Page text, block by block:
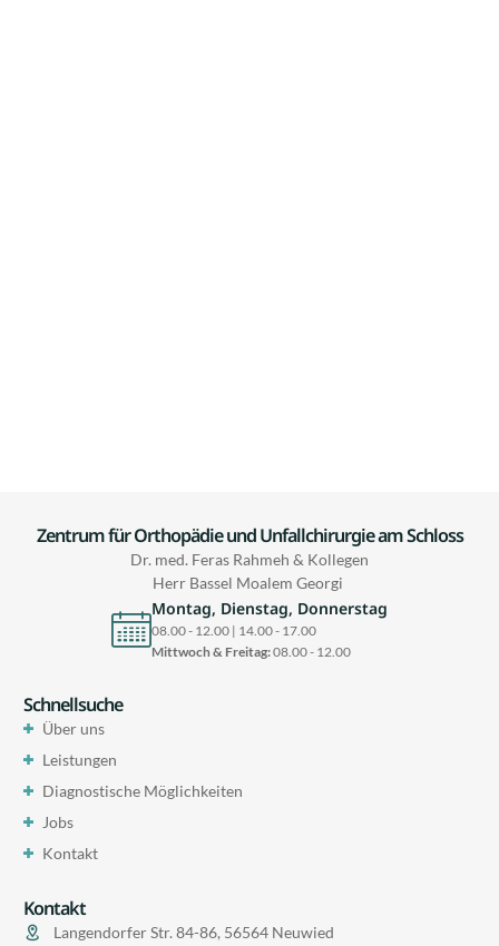
Zentrum für Orthopädie und Unfallchirurgie am Schloss
Dr. med. Feras Rahmeh & Kollegen
Herr Bassel Moalem Georgi
Montag, Dienstag, Donnerstag
08.00 - 12.00 | 14.00 - 17.00
Mittwoch & Freitag:08.00 - 12.00
Schnellsuche
Über uns
Leistungen
Diagnostische Möglichkeiten
Jobs
Kontakt
Kontakt
Langendorfer Str. 84-86, 56564 Neuwied